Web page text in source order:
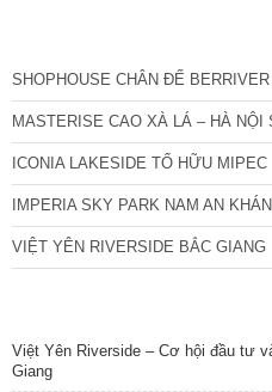
SHOPHOUSE CHÂN ĐẾ
MASTERISE CAO XÀ LÁ – HÀ NỘI
ICONIA LAKESIDE TỐ HỮU MIPEC
IMPERIA SKY PARK NAM AN
VIỆT YÊN RIVERSIDE BẮC GIANG
Việt Yên Riverside – Cơ hội đầu tư
Giang